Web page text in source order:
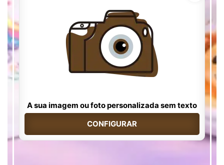
A sua imagem ou foto personalizada sem texto
CONFIGURAR